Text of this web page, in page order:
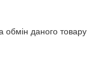
даного товару